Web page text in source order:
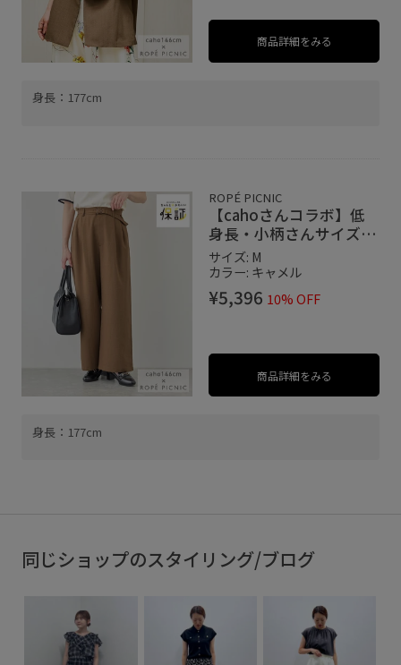
商品詳細をみる
身長：177cm
ROPÉ PICNIC
【cahoさんコラボ】低
身長・小柄さんサイズ エ
アリーリネンライク タッ
クワイドパンツ
サイズ: M
カラー: キャメル
¥5,396 10% OFF
商品詳細をみる
身長：177cm
同じショップのスタイリング/ブログ